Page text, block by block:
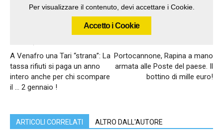
Per visualizzare il contenuto, devi accettare i Cookie.
Accetto i Cookie
A Venafro una Tari “strana”: La
tassa rifiuti si paga un anno
intero anche per chi scompare
il … 2 gennaio !
Portocannone, Rapina a mano
armata alle Poste del paese. Il
bottino di mille euro!
ARTICOLI CORRELATI ALTRO DALL'AUTORE